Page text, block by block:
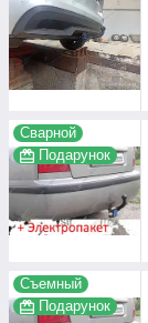
Сварной
Подарунок
Съемный
Подарунок